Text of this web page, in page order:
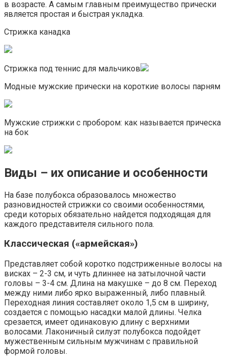
в возрасте. А самым главным преимущество прически
является простая и быстрая укладка.
Стрижка канадка
Стрижка под теннис для мальчиков
Модные мужские прически на короткие волосы парням
Мужские стрижки с пробором: как называется прическа
на бок
Виды – их описание и особенности
На базе полубокса образовалось множество
разновидностей стрижки со своими особенностями,
среди которых обязательно найдется подходящая для
каждого представителя сильного пола.
Классическая («армейская»)
Представляет собой коротко подстриженные волосы на
висках – 2-3 см, и чуть длиннее на затылочной части
головы – 3-4 см. Длина на макушке – до 8 см. Переход
между ними либо ярко выраженный, либо плавный.
Переходная линия составляет около 1,5 см в ширину,
создается с помощью насадки малой длины. Челка
срезается, имеет одинаковую длину с верхними
волосами. Лаконичный силуэт полубокса подойдет
мужественным сильным мужчинам с правильной
формой головы.